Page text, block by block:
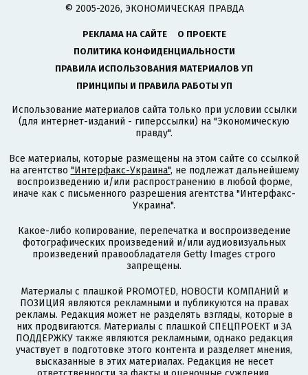
© 2005-2026, ЭКОНОМИЧЕСКАЯ ПРАВДА
РЕКЛАМА НА САЙТЕ
О ПРОЕКТЕ
ПОЛИТИКА КОНФИДЕНЦИАЛЬНОСТИ
ПРАВИЛА ИСПОЛЬЗОВАНИЯ МАТЕРИАЛОВ УП
ПРИНЦИПЫ И ПРАВИЛА РАБОТЫ УП
Использование материалов сайта только при условии ссылки
(для интернет-изданий - гиперссылки) на "Экономическую
правду".
Все материалы, которые размещены на этом сайте со ссылкой
на агентство "Интерфакс-Украина", не подлежат дальнейшему
воспроизведению и/или распространению в любой форме,
иначе как с письменного разрешения агентства "Интерфакс-
Украина".
Какое-либо копирование, перепечатка и воспроизведение
фотографических произведений и/или аудиовизуальных
произведений правообладателя Getty Images строго
запрещены.
Материалы с плашкой PROMOTED, НОВОСТИ КОМПАНИЙ и
ПОЗИЦИЯ являются рекламными и публикуются на правах
рекламы. Редакция может не разделять взгляды, которые в
них продвигаются. Материалы с плашкой СПЕЦПРОЕКТ и ЗА
ПОДДЕРЖКУ также являются рекламными, однако редакция
участвует в подготовке этого контента и разделяет мнения,
высказанные в этих материалах. Редакция не несет